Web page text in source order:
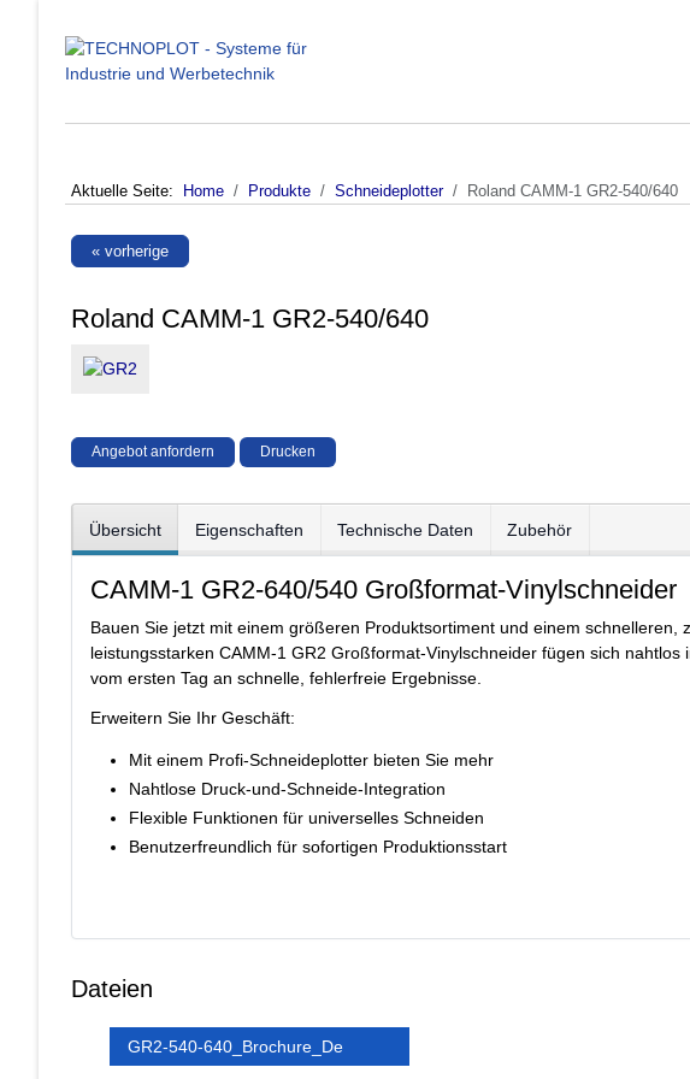
Aktuelle Seite: Home Produkte Schneideplotter Roland CAMM-1 GR2-540/640
« vorherige
Roland CAMM-1 GR2-540/640
Angebot anfordern Drucken
Übersicht Eigenschaften Technische Daten Zubehör
CAMM-1 GR2-640/540 Großformat-Vinylschneider
Bauen Sie jetzt mit einem größeren Produktsortiment und einem
leistungsstarken CAMM-1 GR2 Großformat-Vinylschneider fügen sich
vom ersten Tag an schnelle, fehlerfreie Ergebnisse.
Erweitern Sie Ihr Geschäft:
Mit einem Profi-Schneideplotter bieten Sie mehr
Nahtlose Druck-und-Schneide-Integration
Flexible Funktionen für universelles Schneiden
Benutzerfreundlich für sofortigen Produktionsstart
Dateien
GR2-540-640_Brochure_De